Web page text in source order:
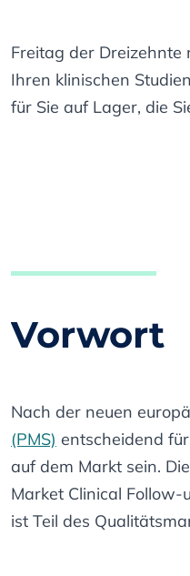
Freitag der Dreizehnte
Ihren klinischen
für Sie auf Lager, die
Vorwort
Nach der neuen
(PMS) entscheidend
auf dem Markt sein.
Market Clinical
ist Teil des